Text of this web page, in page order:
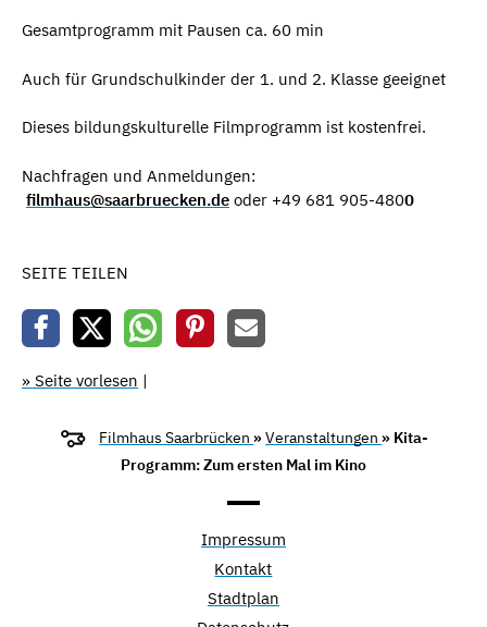
Gesamtprogramm mit Pausen ca. 60 min
Auch für Grundschulkinder der 1. und 2. Klasse geeignet
Dieses bildungskulturelle Filmprogramm ist kostenfrei.
Nachfragen und Anmeldungen:
filmhaus@saarbruecken.de oder +49 681 905-4800
SEITE TEILEN
» Seite vorlesen |
Filmhaus Saarbrücken »Veranstaltungen » Kita-
Programm: Zum ersten Mal im Kino
Impressum
Kontakt
Stadtplan